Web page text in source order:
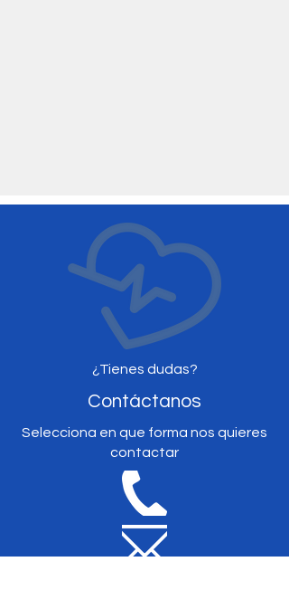
¿Tienes dudas?
Contáctanos
Selecciona en que forma nos quieres
contactar